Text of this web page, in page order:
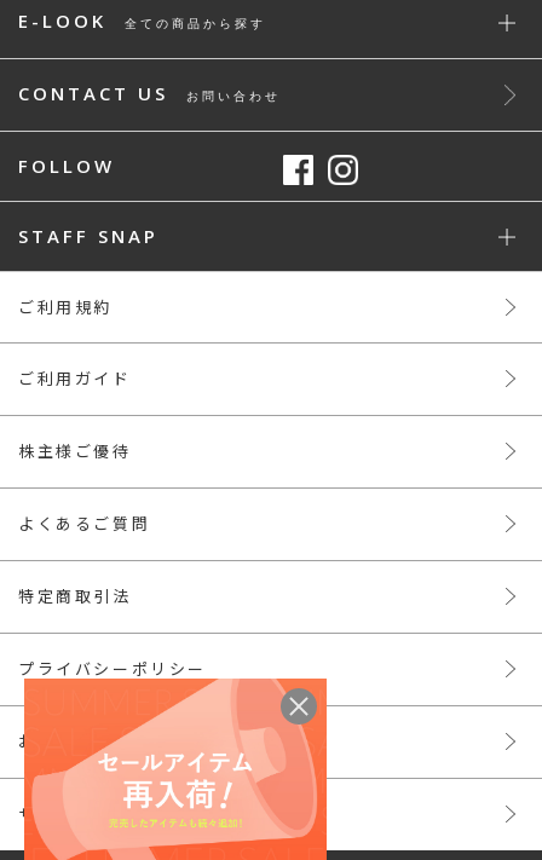
E-LOOK 全ての商品から探す
CONTACT US お問い合わせ
FOLLOW
STAFF SNAP
ご利用規約
ご利用ガイド
株主様ご優待
よくあるご質問
特定商取引法
プライバシーポリシー
お問い合わせ
サイトマップ